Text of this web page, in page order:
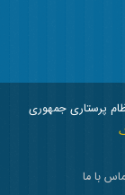
پرستاری جمهوری
با ما